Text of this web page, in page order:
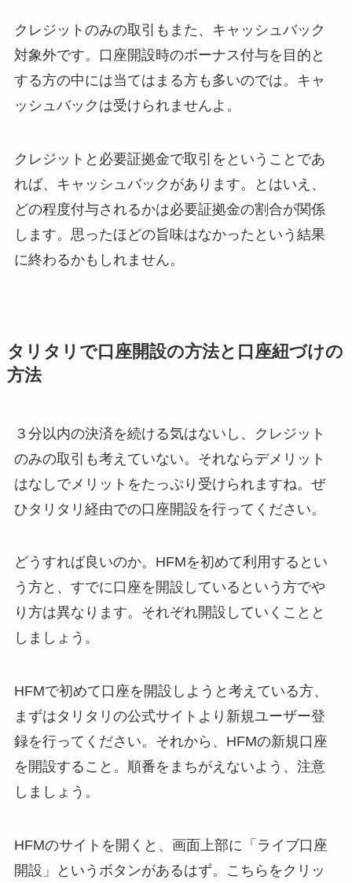
クレジットのみの取引もまた、キャッシュバック
対象外です。口座開設時のボーナス付与を目的と
する方の中には当てはまる方も多いのでは。キャ
ッシュバックは受けられませんよ。
クレジットと必要証拠金で取引をということであ
れば、キャッシュバックがあります。とはいえ、
どの程度付与されるかは必要証拠金の割合が関係
します。思ったほどの旨味はなかったという結果
に終わるかもしれません。
タリタリで口座開設の方法と口座紐づけの
方法
３分以内の決済を続ける気はないし、クレジット
のみの取引も考えていない。それならデメリット
はなしでメリットをたっぷり受けられますね。ぜ
ひタリタリ経由での口座開設を行ってください。
どうすれば良いのか。HFMを初めて利用するとい
う方と、すでに口座を開設しているという方でや
り方は異なります。それぞれ開設していくことと
しましょう。
HFMで初めて口座を開設しようと考えている方、
まずはタリタリの公式サイトより新規ユーザー登
録を行ってください。それから、HFMの新規口座
を開設すること。順番をまちがえないよう、注意
しましょう。
HFMのサイトを開くと、画面上部に「ライブ口座
開設」というボタンがあるはず。こちらをクリッ